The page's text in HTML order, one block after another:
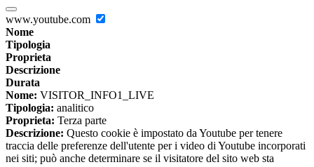
www.youtube.com
Nome
Tipologia
Proprieta
Descrizione
Durata
Nome: VISITOR_INFO1_LIVE
Tipologia: analitico
Proprieta: Terza parte
Descrizione: Questo cookie è impostato da Youtube per tenere
traccia delle preferenze dell'utente per i video di Youtube incorporati
nei siti; può anche determinare se il visitatore del sito web sta